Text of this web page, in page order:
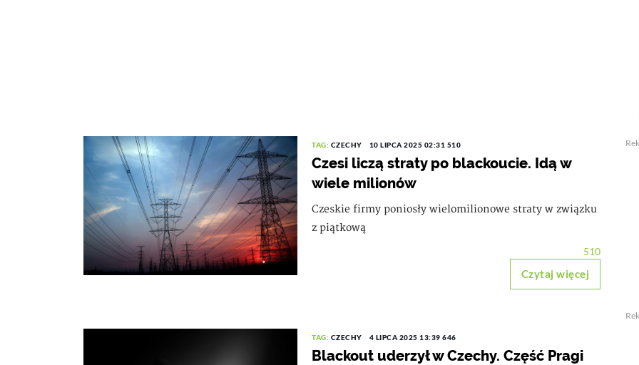
TAG: CZECHY 10 LIPCA 2025 02:31 510
Czesi liczą straty po blackoucie. Idą w
wiele milionów
Czeskie firmy poniosły wielomilionowe straty w związku
z piątkową
510
Czytaj więcej
TAG: CZECHY 4 LIPCA 2025 13:39 646
Blackout uderzył w Czechy. Część Pragi